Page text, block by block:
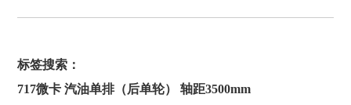
标签搜索：
717微卡 汽油单排（后单轮） 轴距3500mm